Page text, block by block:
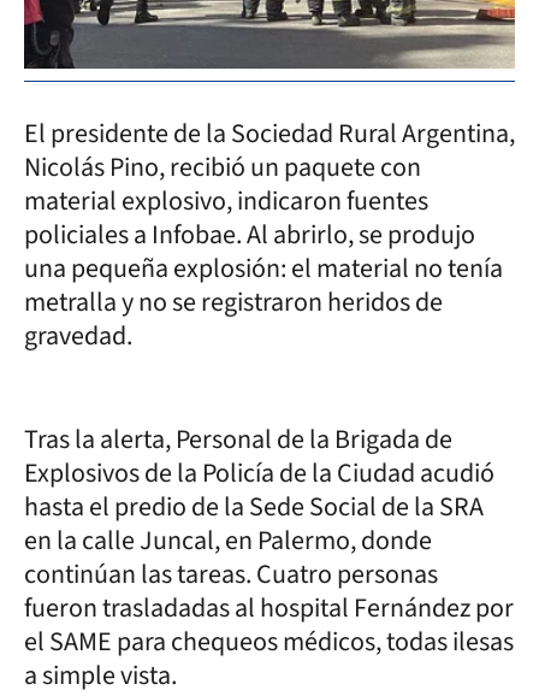
El presidente de la Sociedad Rural Argentina,
Nicolás Pino, recibió un paquete con
material explosivo, indicaron fuentes
policiales a Infobae. Al abrirlo, se produjo
una pequeña explosión: el material no tenía
metralla y no se registraron heridos de
gravedad.
Tras la alerta, Personal de la Brigada de
Explosivos de la Policía de la Ciudad acudió
hasta el predio de la Sede Social de la SRA
en la calle Juncal, en Palermo, donde
continúan las tareas. Cuatro personas
fueron trasladadas al hospital Fernández por
el SAME para chequeos médicos, todas ilesas
a simple vista.